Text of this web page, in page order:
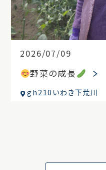
2026/07/09
野菜の成長
gh210いわき下荒川